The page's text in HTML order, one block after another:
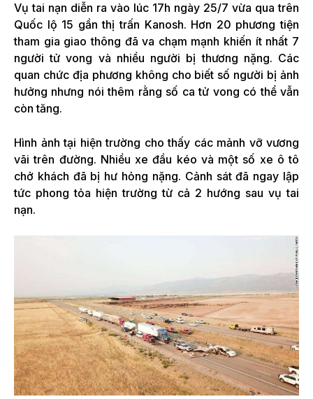
Vụ tai nạn diễn ra vào lúc 17h ngày 25/7 vừa qua trên
Quốc lộ 15 gần thị trấn Kanosh. Hơn 20 phương tiện
tham gia giao thông đã va chạm mạnh khiến ít nhất 7
người tử vong và nhiều người bị thương nặng. Các
quan chức địa phương không cho biết số người bị ảnh
hưởng nhưng nói thêm rằng số ca tử vong có thể vẫn
còn tăng.
Hình ảnh tại hiện trường cho thấy các mảnh vỡ vương
vãi trên đường. Nhiều xe đầu kéo và một số xe ô tô
chở khách đã bị hư hỏng nặng. Cảnh sát đã ngay lập
tức phong tỏa hiện trường từ cả 2 hướng sau vụ tai
nạn.